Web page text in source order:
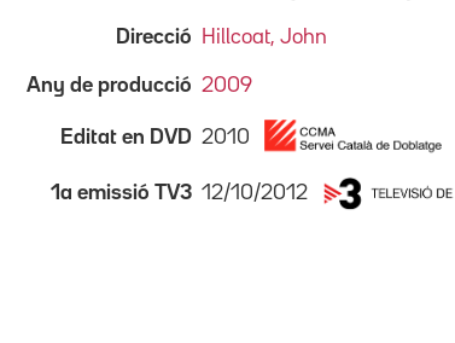
Direcció Hillcoat, John
Any de producció 2009
Editat en DVD 2010
1a emissió TV3 12/10/2012